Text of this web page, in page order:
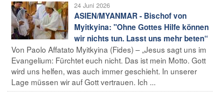
24 Juni 2026
ASIEN/MYANMAR - Bischof von
Myitkyina: "Ohne Gottes Hilfe können
wir nichts tun. Lasst uns mehr beten“
Von Paolo Affatato Myitkyina (Fides) – „Jesus sagt uns im
Evangelium: Fürchtet euch nicht. Das ist mein Motto. Gott
wird uns helfen, was auch immer geschieht. In unserer
Lage müssen wir auf Gott vertrauen. Ich ...